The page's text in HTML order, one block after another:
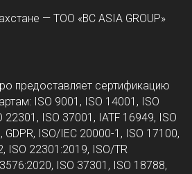
— ТОО «BC ASIA GROUP»
предоставляет сертификацию
ISO 9001, ISO 14001, ISO
22301, ISO 37001, IATF 16949, ISO
ISO/IEC 20000-1, ISO 17100,
ISO 22301:2019, ISO/TR
ISO 37301, ISO 18788,